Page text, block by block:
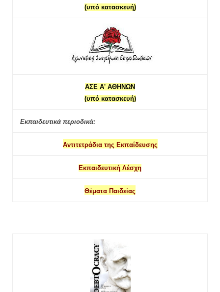
(υπό κατασκευή)
ΑΣΕ Α' ΑΘΗΝΩΝ
(υπό κατασκευή)
Εκπαιδευτικά περιοδικά:
Αντιτετράδια της Εκπαίδευσης
Εκπαιδευτική Λέσχη
Θέματα Παιδείας